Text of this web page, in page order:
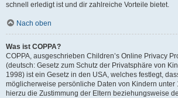
schnell erledigt ist und dir zahlreiche Vorteile bietet.
Nach oben
Was ist COPPA?
COPPA, ausgeschrieben Children’s Online Privacy
(deutsch: Gesetz zum Schutz der Privatsphäre von
1998) ist ein Gesetz in den USA, welches festlegt,
möglicherweise persönliche Daten von Kindern unter
hierzu die Zustimmung der Eltern beziehungsweise